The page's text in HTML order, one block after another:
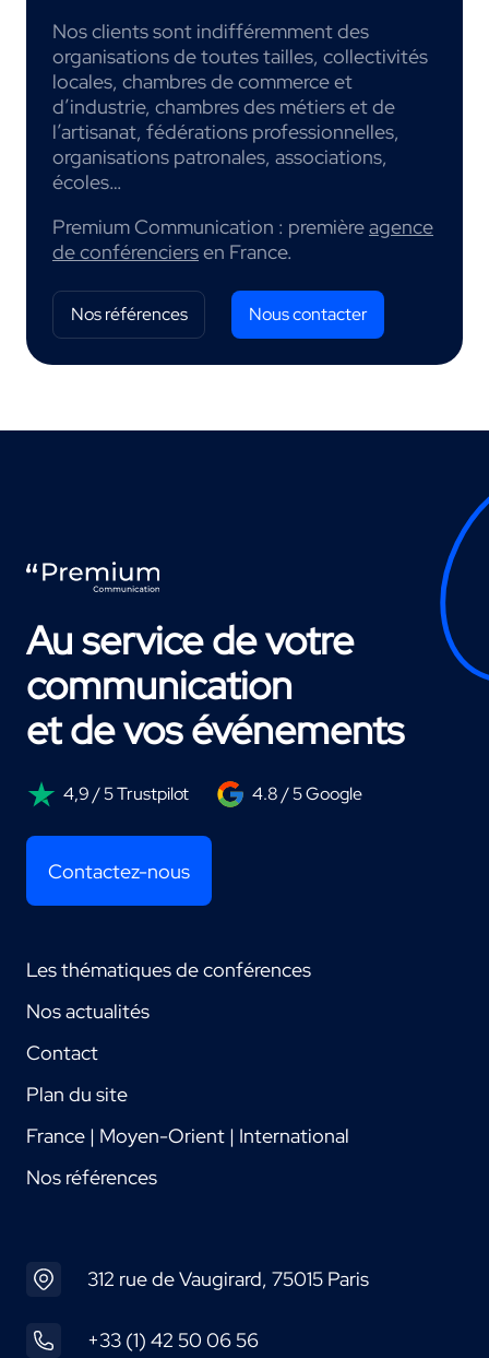
Nos clients sont indifféremment des
organisations de toutes tailles, collectivités
locales, chambres de commerce et
d’industrie, chambres des métiers et de
l’artisanat, fédérations professionnelles,
organisations patronales, associations,
écoles…
Premium Communication : premièreagence
de conférenciersen France.
Nos références Nous contacter
Au service de votre
communication
et de vos événements
4,9 / 5 Trustpilot 4.8 / 5 Google
Contactez-nous
Les thématiques de conférences
Nos actualités
Contact
Plan du site
France | Moyen-Orient | International
Nos références
312 rue de Vaugirard, 75015 Paris
+33 (1) 42 50 06 56